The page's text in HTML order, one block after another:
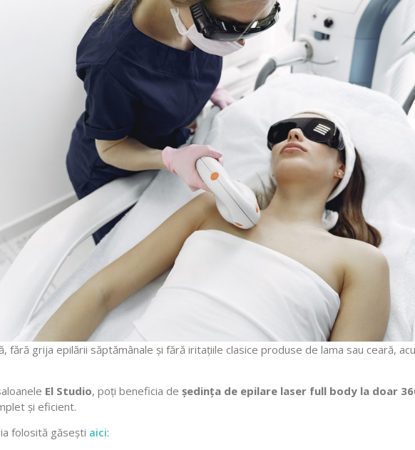
fără grija epilării săptămânale și fără iritațiile clasice produse de lama sau ceară,
El Studio, poți beneficia de ședința de epilare laser full body la doar
și eficient.
folosită găsești aici: